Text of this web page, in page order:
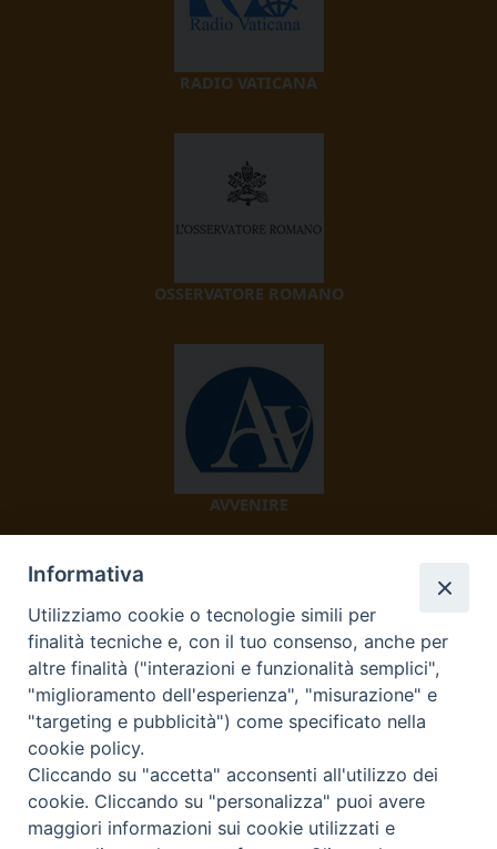
RADIO VATICANA
OSSERVATORE ROMANO
AVVENIRE
TV 2000
Diocesi di Ivrea
Informativa
Utilizziamo cookie o tecnologie simili per
finalità tecniche e, con il tuo consenso, anche per
altre finalità ("interazioni e funzionalità semplici",
"miglioramento dell'esperienza", "misurazione" e
"targeting e pubblicità") come specificato nella
cookie policy.
Cliccando su "accetta" acconsenti all'utilizzo dei
cookie. Cliccando su "personalizza" puoi avere
maggiori informazioni sui cookie utilizzati e